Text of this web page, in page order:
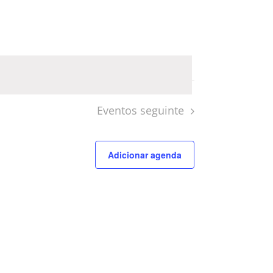
Eventos seguinte
Adicionar agenda